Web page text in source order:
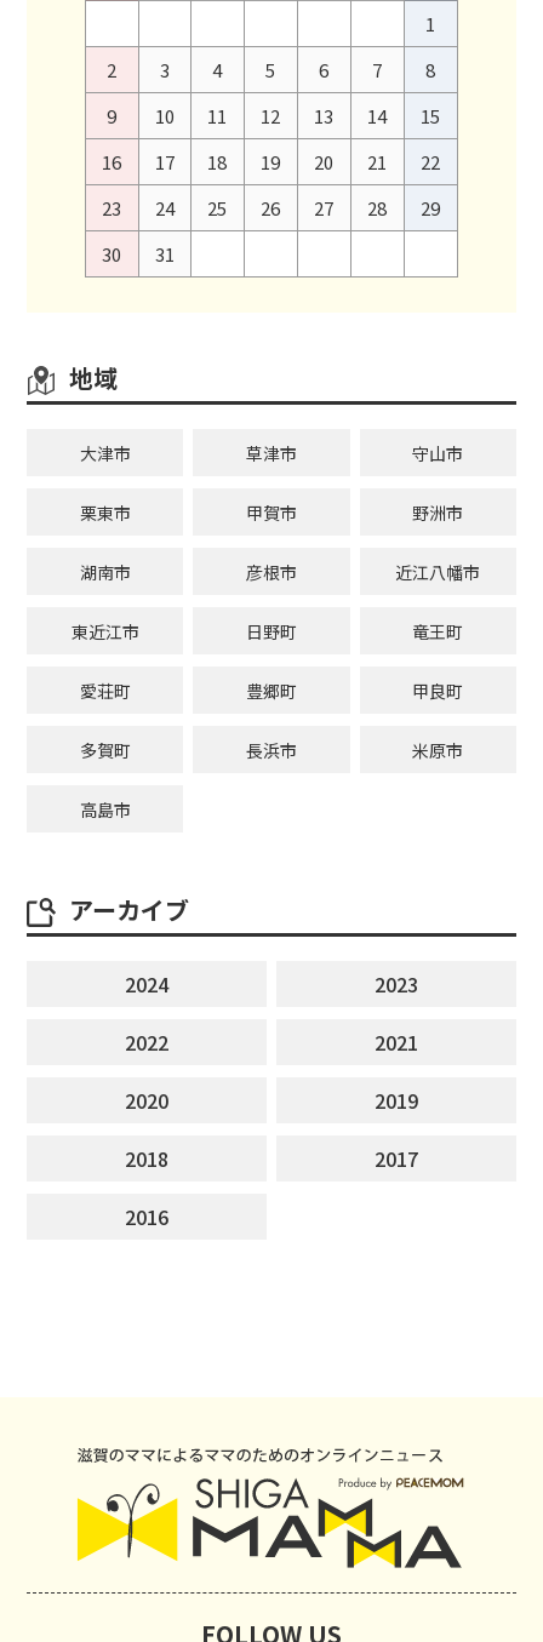
1
2
3 4 5 6 7
8
9
10 11 12 13 14
15
16
17 18 19 20 21
22
23
24 25 26 27 28
29
30
31
地域
大津市 草津市 守山市
栗東市 甲賀市 野洲市
湖南市 彦根市 近江八幡市
東近江市 日野町 竜王町
愛荘町 豊郷町 甲良町
多賀町 長浜市 米原市
高島市
アーカイブ
2024
2023
2022
2021
2020
2019
2018
2017
2016
FOLLOW US